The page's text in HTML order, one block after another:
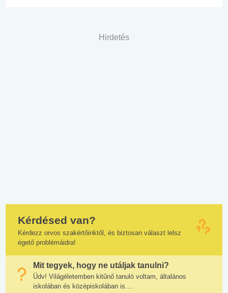
Hirdetés
Kérdésed van?
Kérdezz orvos szakértőinktől, és biztosan választ lelsz
égető problémáidra!
Mit tegyek, hogy ne utáljak tanulni?
Üdv! Világéletemben kitűnő tanuló voltam, általános
iskolában és középiskolában is....